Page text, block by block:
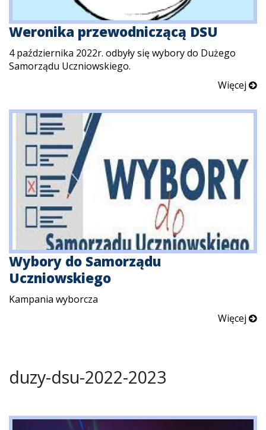
Weronika przewodniczącą DSU
4 października 2022r. odbyły się wybory do Dużego
Samorządu Uczniowskiego.
Więcej
Wybory do Samorządu
Uczniowskiego
Kampania wyborcza
Więcej
duzy-dsu-2022-2023